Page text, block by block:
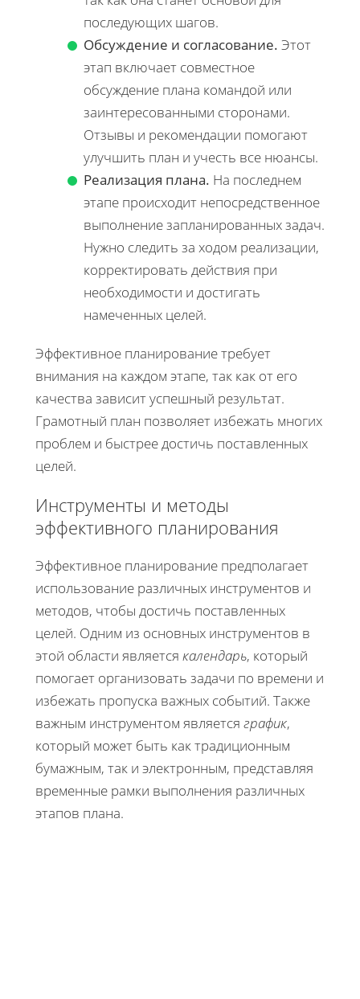
последующих шагов.
Обсуждение и согласование. Этот
этап включает совместное
обсуждение плана командой или
заинтересованными сторонами.
Отзывы и рекомендации помогают
улучшить план и учесть все нюансы.
Реализация плана. На последнем
этапе происходит непосредственное
выполнение запланированных задач.
Нужно следить за ходом реализации,
корректировать действия при
необходимости и достигать
намеченных целей.
Эффективное планирование требует
внимания на каждом этапе, так как от его
качества зависит успешный результат.
Грамотный план позволяет избежать многих
проблем и быстрее достичь поставленных
целей.
Инструменты и методы
эффективного планирования
Эффективное планирование предполагает
использование различных инструментов и
методов, чтобы достичь поставленных
целей. Одним из основных инструментов в
этой области является календарь, который
помогает организовать задачи по времени и
избежать пропуска важных событий. Также
важным инструментом является график,
который может быть как традиционным
бумажным, так и электронным, представляя
временные рамки выполнения различных
этапов плана.